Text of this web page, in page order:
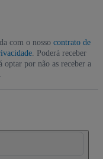
com o nosso contrato de
. Poderá receber
optar por não as receber a